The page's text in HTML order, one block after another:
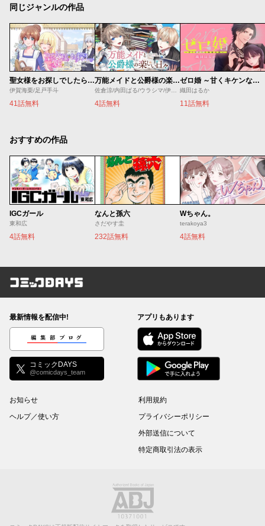
同じジャンルの作品
聖女様をお探しでしたら妹で間違いありません。さあどうぞお連れください、今すぐ。
伊賀海栗/足戸手斗
41話無料
万能メイドと公爵様の楽しい日々
佐倉涼/内田ぱる/ウラシマ/伊藤テリヤキ
4話無料
ゼロ婚 ～甘くキケンな極秘任務～
織田はるか
11話無料
おすすめの作品
IGCガール
東和広
4話無料
なんと孫六
さだやす圭
232話無料
Wちゃん。
terakoya3
4話無料
コミックDAYS
最新情報を配信中!
編集部ブログ
コミックDAYS
@comicdays_team
アプリもあります
お知らせ
ヘルプ／使い方
利用規約
プライバシーポリシー
外部送信について
特定商取引法の表示